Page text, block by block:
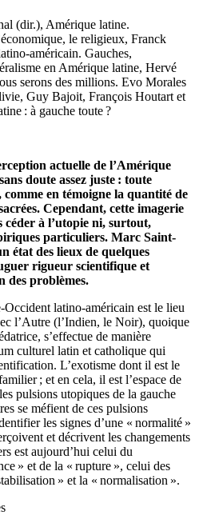
(dir.), Amérique latine.
le religieux, Franck
américain. Gauches,
en Amérique latine, Hervé
serons des millions. Evo Morales
Guy Bajoit, François Houtart et
: à gauche toute ?
actuelle de l’Amérique
doute assez juste : toute
en témoigne la quantité de
Cependant, cette imagerie
à l’utopie ni, surtout,
particuliers. Marc Saint-
état des lieux de quelques
rigueur scientifique et
des problèmes.
Occident latino-américain est le lieu
l’Autre (l’Indien, le Noir), quoique
s’effectue de manière
culturel latin et catholique qui
L’exotisme dont il est le
; et en cela, il est l’espace de
pulsions utopiques de la gauche
se méfient de ces pulsions
les signes d’une « normalité »
et décrivent les changements
est aujourd’hui celui du
» et de la « rupture », celui des
» et la « normalisation ».